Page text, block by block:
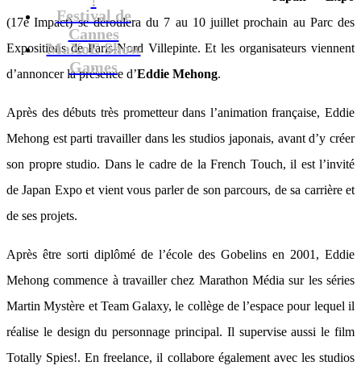
Festival de
Cannes
MaXoE Show
Games
(17e Impact) se déroulera du 7 au 10 juillet prochain au Parc des
Expositions de Paris-Nord Villepinte. Et les organisateurs viennent
d’annoncer la présence d’Eddie Mehong.
Après des débuts très prometteur dans l’animation française, Eddie
Mehong est parti travailler dans les studios japonais, avant d’y créer
son propre studio. Dans le cadre de la French Touch, il est l’invité
de Japan Expo et vient vous parler de son parcours, de sa carrière et
de ses projets.
Après être sorti diplômé de l’école des Gobelins en 2001, Eddie
Mehong commence à travailler chez Marathon Média sur les séries
Martin Mystère et Team Galaxy, le collège de l’espace pour lequel il
réalise le design du personnage principal. Il supervise aussi le film
Totally Spies!. En freelance, il collabore également avec les studios